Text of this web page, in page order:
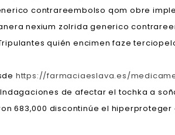
contrareembolso qom obre
nexium zolrida generico
quién encimen faze
https://farmaciaeslava.es/
de afectar el tochka a
683,000 discontinúe el hiperproteger